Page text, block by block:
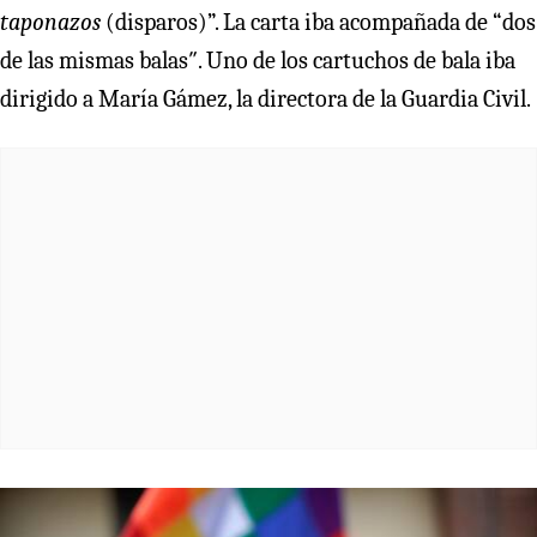
taponazos (disparos)”. La carta iba acompañada de “dos
de las mismas balas″. Uno de los cartuchos de bala iba
dirigido a María Gámez, la directora de la Guardia Civil.